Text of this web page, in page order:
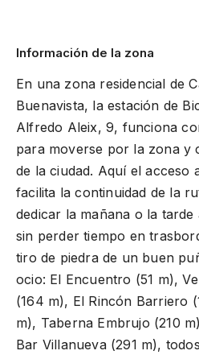
Información de la zona
En una zona residencial de
Buenavista, la estación de
Alfredo Aleix, 9, funciona
para moverse por la zona y
de la ciudad. Aquí el acceso
facilita la continuidad de la
dedicar la mañana o la
sin perder tiempo en
tiro de piedra de un buen
ocio: El Encuentro (51 m),
(164 m), El Rincón Barriero
m), Taberna Embrujo (210
Bar Villanueva (291 m),